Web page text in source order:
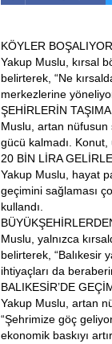
KÖYLER
Yakup Muslu, kırsal
belirterek, “Ne
merkezlerine
ŞEHİRLERİN
Muslu, artan nüfusun
gücü kalmadı. Konut,
20 BİN LİRA
Yakup Muslu, hayat
geçimini sağlaması
kullandı.
Muslu, yalnızca
belirterek, “Balıkesir
ihtiyaçları da
BALIKESİR’DE
Yakup Muslu, artan
“Şehrimize göç
ekonomik baskıyı